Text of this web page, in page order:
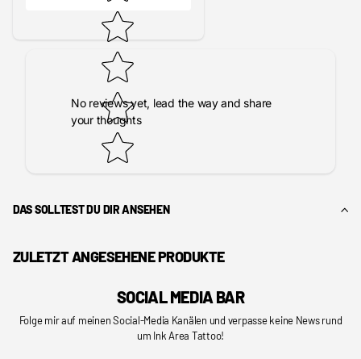
No reviews yet, lead the way and share
your thoughts
DAS SOLLTEST DU DIR ANSEHEN
ZULETZT ANGESEHENE PRODUKTE
SOCIAL MEDIA BAR
Folge mir auf meinen Social-Media Kanälen und verpasse keine News rund
um Ink Area Tattoo!